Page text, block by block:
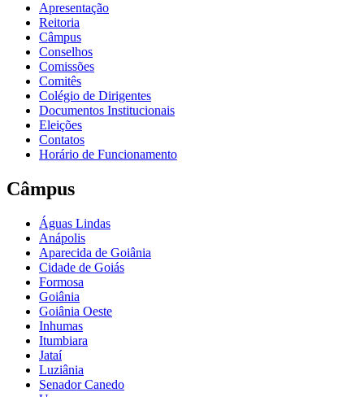
Apresentação
Reitoria
Câmpus
Conselhos
Comissões
Comitês
Colégio de Dirigentes
Documentos Institucionais
Eleições
Contatos
Horário de Funcionamento
Câmpus
Águas Lindas
Anápolis
Aparecida de Goiânia
Cidade de Goiás
Formosa
Goiânia
Goiânia Oeste
Inhumas
Itumbiara
Jataí
Luziânia
Senador Canedo